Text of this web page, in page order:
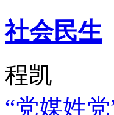
社会民生
程凯
“党媒姓